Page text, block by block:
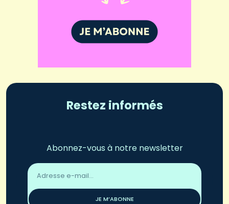
Restez informés
Abonnez-vous à notre newsletter
Adresse
email
JE M’ABONNE